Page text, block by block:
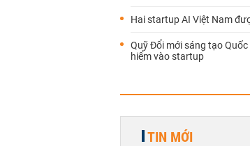
Hai startup AI Việt Nam
Quỹ Đổi mới sáng tạo
hiểm vào startup
TIN MỚI